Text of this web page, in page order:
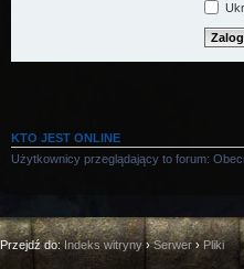
KTO JEST ONLINE
Użytkownicy przeglądający to forum:
Przejdź do:Indeks witryny›Serwer›Pliki